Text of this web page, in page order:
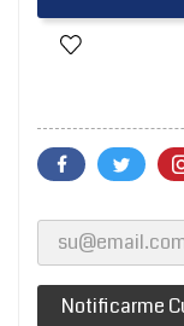
Notificarme